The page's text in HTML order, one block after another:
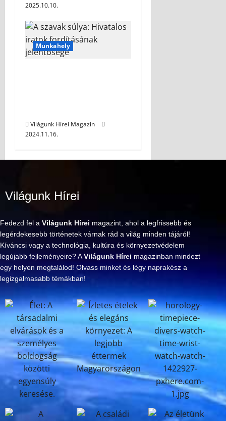
2025.10.10.
Munkahely
Világunk Hírei Magazin
2024.11.16.
Világunk Hírei
Fedezd fel a Világunk Hírei magazint, ahol a legfrissebb és
legérdekesebb történetek várnak rád a világ minden tájáról!
Kíváncsi vagy a technológia, kultúra és környezetvédelem
legújabb fejleményeire? AVilágunk Hírei magazinban mindezt
egy helyen megtalálod! Olvass minket és légy naprakész a
legizgalmasabb témákban!